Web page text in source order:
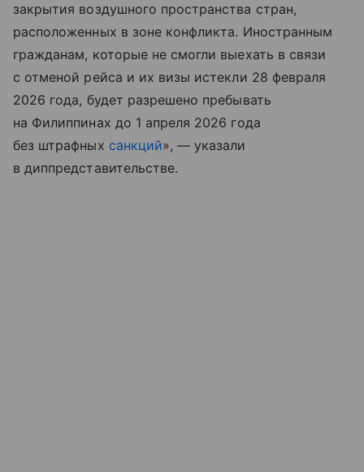
закрытия воздушного пространства стран,
расположенных в зоне конфликта. Иностранным
гражданам, которые не смогли выехать в связи
с отменой рейса и их визы истекли 28 февраля
2026 года, будет разрешено пребывать
на Филиппинах до 1 апреля 2026 года
без штрафных санкций», — указали
в диппредставительстве.